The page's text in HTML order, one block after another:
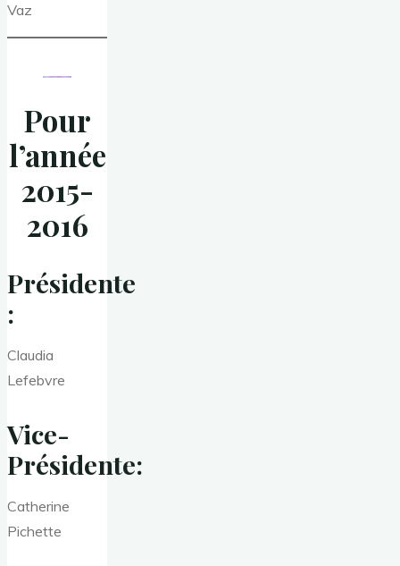
Vaz
Pour
l’année
2015-
2016
Présidente
:
Claudia
Lefebvre
Vice-
Présidente:
Catherine
Pichette